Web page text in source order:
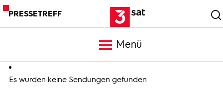
PRESSETREFF
Menü
Meldungen
Es wurden keine Sendungen gefunden